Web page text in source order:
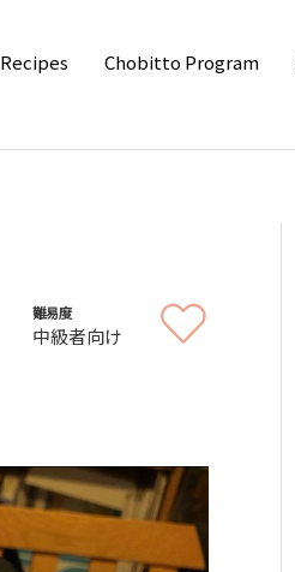
Recipes Chobitto Program
難易度
中級者向け